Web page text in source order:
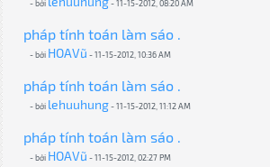
- bởi - 11-15-2012, 08:20 AM
pháp tính toán làm sáo .
- bởi HOAVũ - 11-15-2012, 10:36 AM
pháp tính toán làm sáo .
- bởi lehuuhung- 11-15-2012, 11:12 AM
pháp tính toán làm sáo .
- bởi HOAVũ - 11-15-2012, 02:27 PM